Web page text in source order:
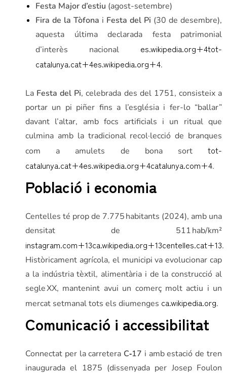
Festa Major d’estiu (agost-setembre)
Fira de la Tòfona i Festa del Pi (30 de desembre),
aquesta última declarada festa patrimonial
d’interès nacional
es.wikipedia.org+4tot-
catalunya.cat+4es.wikipedia.org+4.
La Festa del Pi, celebrada des del 1751, consisteix a
portar un pi piñer fins a l’església i fer-lo “ballar”
davant l’altar, amb focs artificials i un ritual que
culmina amb la tradicional recol·lecció de branques
com a amulets de bona sort
tot-
catalunya.cat+4es.wikipedia.org+4catalunya.com+4.
Població i economia
Centelles té prop de 7.775 habitants (2024), amb una
densitat de 511 hab/km²
instagram.com+13ca.wikipedia.org+13centelles.cat+13.
Històricament agrícola, el municipi va evolucionar cap
a la indústria tèxtil, alimentària i de la construcció al
segle XX, mantenint avui un comerç molt actiu i un
mercat setmanal tots els diumenges ca.wikipedia.org.
Comunicació i accessibilitat
Connectat per la carretera C‑17 i amb estació de tren
inaugurada el 1875 (dissenyada per Josep Foulon